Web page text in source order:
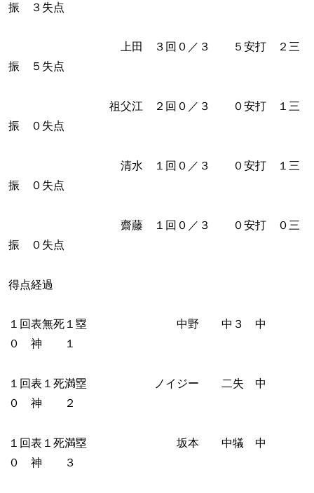
振 ３失点
上田 ３回０／３ ５安打 ２三
振 ５失点
祖父江 ２回０／３ ０安打 １三
振 ０失点
清水 １回０／３ ０安打 １三
振 ０失点
齋藤 １回０／３ ０安打 ０三
振 ０失点
得点経過
１回表無死１塁 中野 中３ 中
０ 神 １
１回表１死満塁 ノイジー 二失 中
０ 神 ２
１回表１死満塁 坂本 中犠 中
０ 神 ３